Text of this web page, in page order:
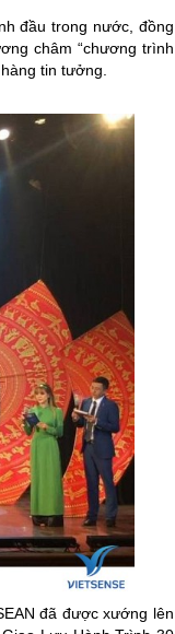
đầu trong nước, đồng
châm “chương trình
tin tưởng.
đã được xướng lên